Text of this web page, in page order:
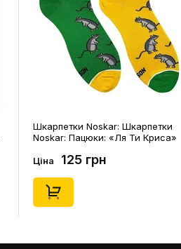
Шкарпетки Noskar: Шкарпетки
Noskar: Пацюки: «Ля Ти Криса»
Ціна 125 грн